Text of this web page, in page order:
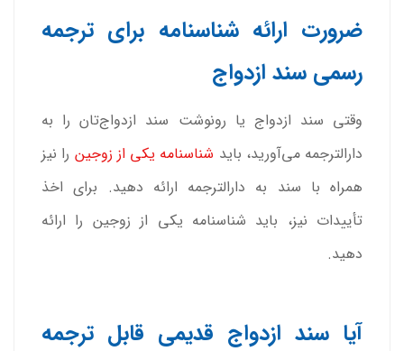
ضرورت ارائه شناسنامه برای ترجمه
رسمی سند ازدواج
وقتی سند ازدواج یا رونوشت سند ازدواج‌تان را به
دارالترجمه ‌می‌آورید، باید شناسنامه یکی از زوجین را نیز
همراه با سند به دارالترجمه ارائه دهید. برای اخذ
تأییدات نیز، باید شناسنامه یکی از زوجین را ارائه
دهید.
آیا سند ازدواج قدیمی قابل ترجمه